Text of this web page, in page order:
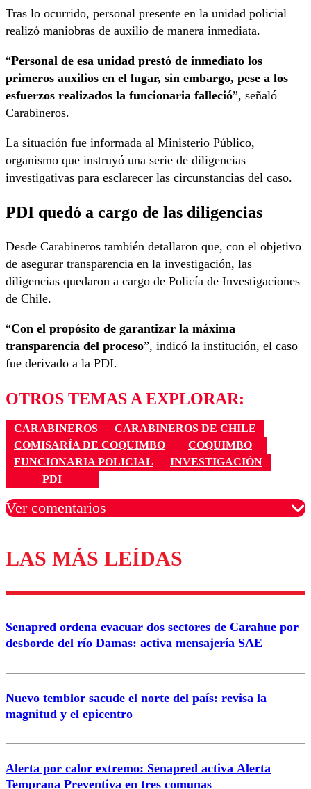
Tras lo ocurrido, personal presente en la unidad policial
realizó maniobras de auxilio de manera inmediata.
“Personal de esa unidad prestó de inmediato los
primeros auxilios en el lugar, sin embargo, pese a los
esfuerzos realizados la funcionaria falleció”, señaló
Carabineros.
La situación fue informada al Ministerio Público,
organismo que instruyó una serie de diligencias
investigativas para esclarecer las circunstancias del caso.
PDI quedó a cargo de las diligencias
Desde Carabineros también detallaron que, con el objetivo
de asegurar transparencia en la investigación, las
diligencias quedaron a cargo de Policía de Investigaciones
de Chile.
“Con el propósito de garantizar la máxima
transparencia del proceso”, indicó la institución, el caso
fue derivado a la PDI.
OTROS TEMAS A EXPLORAR:
CARABINEROS
CARABINEROS DE CHILE
COMISARÍA DE COQUIMBO
COQUIMBO
FUNCIONARIA POLICIAL
INVESTIGACIÓN
PDI
Ver comentarios
Los comentarios son moderados para garantizar un
diálogo respetuoso.
Correo
LAS MÁS LEÍDAS
Senapred ordena evacuar dos sectores de Carahue por
desborde del río Damas: activa mensajería SAE
Nuevo temblor sacude el norte del país: revisa la
magnitud y el epicentro
Alerta por calor extremo: Senapred activa Alerta
Temprana Preventiva en tres comunas